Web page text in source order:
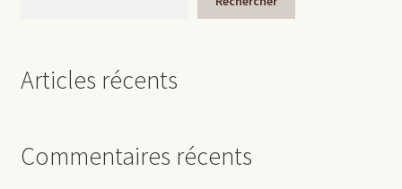
Mon compte
Articles récents
Commentaires récents